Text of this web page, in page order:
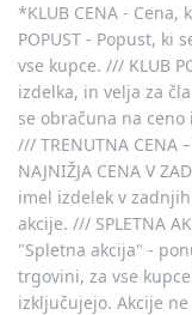
*KLUB CENA -
POPUST - Popust, ki
vse kupce. /// KLUB
izdelka, in velja za
se obračuna na
/// TRENUTNA
NAJNIŽJA CENA V
imel izdelek v
akcije. /// SPLETNA
"Spletna akcija" -
trgovini, za vse
izključujejo. Akcije